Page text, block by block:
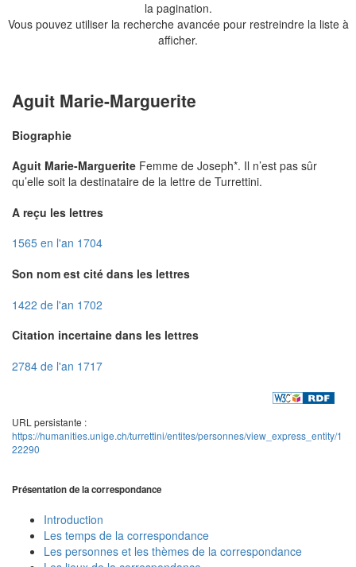
la pagination.
Vous pouvez utiliser la recherche avancée pour restreindre la liste à
afficher.
Aguit Marie-Marguerite
Biographie
Aguit Marie-Marguerite Femme de Joseph*. Il n’est pas sûr
qu’elle soit la destinataire de la lettre de Turrettini.
A reçu les lettres
1565 en l'an 1704
Son nom est cité dans les lettres
1422 de l'an 1702
Citation incertaine dans les lettres
2784 de l'an 1717
URL persistante :
https://humanities.unige.ch/turrettini/entites/personnes/view_express_entity/1
22290
Présentation de la correspondance
Introduction
Les temps de la correspondance
Les personnes et les thèmes de la correspondance